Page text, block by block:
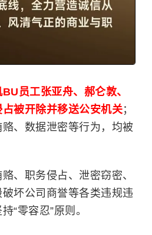
员工张亚舟、郝仑敦、
被开除并移送公安机关；
、数据泄密等行为，均被
、职务侵占、泄密窃密、
坏公司商誉等各类违规违
“零容忍”原则。